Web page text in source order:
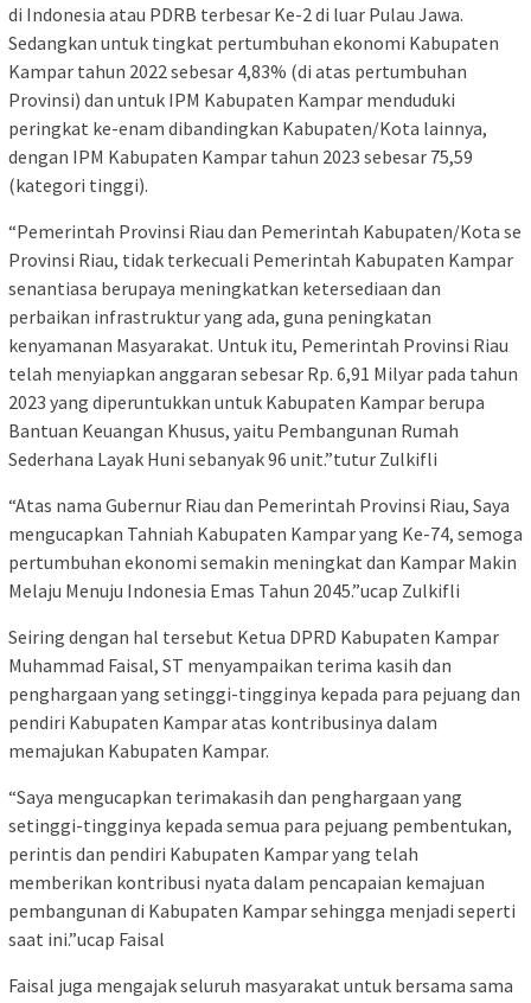
di Indonesia atau PDRB terbesar Ke-2 di luar Pulau Jawa.
Sedangkan untuk tingkat pertumbuhan ekonomi Kabupaten
Kampar tahun 2022 sebesar 4,83% (di atas pertumbuhan
Provinsi) dan untuk IPM Kabupaten Kampar menduduki
peringkat ke-enam dibandingkan Kabupaten/Kota lainnya,
dengan IPM Kabupaten Kampar tahun 2023 sebesar 75,59
(kategori tinggi).
“Pemerintah Provinsi Riau dan Pemerintah Kabupaten/Kota se
Provinsi Riau, tidak terkecuali Pemerintah Kabupaten Kampar
senantiasa berupaya meningkatkan ketersediaan dan
perbaikan infrastruktur yang ada, guna peningkatan
kenyamanan Masyarakat. Untuk itu, Pemerintah Provinsi Riau
telah menyiapkan anggaran sebesar Rp. 6,91 Milyar pada tahun
2023 yang diperuntukkan untuk Kabupaten Kampar berupa
Bantuan Keuangan Khusus, yaitu Pembangunan Rumah
Sederhana Layak Huni sebanyak 96 unit.”tutur Zulkifli
“Atas nama Gubernur Riau dan Pemerintah Provinsi Riau, Saya
mengucapkan Tahniah Kabupaten Kampar yang Ke-74, semoga
pertumbuhan ekonomi semakin meningkat dan Kampar Makin
Melaju Menuju Indonesia Emas Tahun 2045.”ucap Zulkifli
Seiring dengan hal tersebut Ketua DPRD Kabupaten Kampar
Muhammad Faisal, ST menyampaikan terima kasih dan
penghargaan yang setinggi-tingginya kepada para pejuang dan
pendiri Kabupaten Kampar atas kontribusinya dalam
memajukan Kabupaten Kampar.
“Saya mengucapkan terimakasih dan penghargaan yang
setinggi-tingginya kepada semua para pejuang pembentukan,
perintis dan pendiri Kabupaten Kampar yang telah
memberikan kontribusi nyata dalam pencapaian kemajuan
pembangunan di Kabupaten Kampar sehingga menjadi seperti
saat ini.”ucap Faisal
Faisal juga mengajak seluruh masyarakat untuk bersama sama